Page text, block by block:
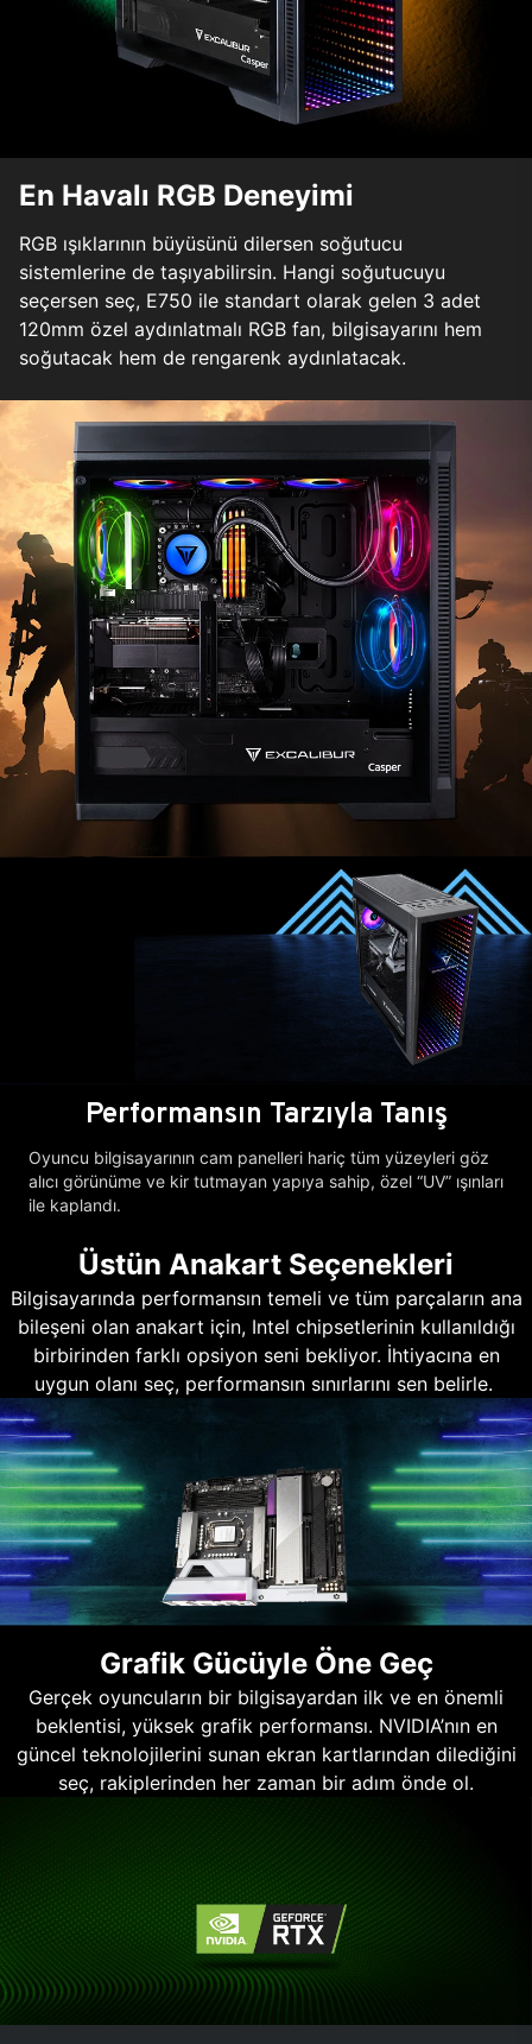
En Havalı RGB Deneyimi
RGB ışıklarının büyüsünü dilersen soğutucu
sistemlerine de taşıyabilirsin. Hangi soğutucuyu
seçersen seç, E750 ile standart olarak gelen 3 adet
120mm özel aydınlatmalı RGB fan, bilgisayarını hem
soğutacak hem de rengarenk aydınlatacak.
Performansın Tarzıyla Tanış
Oyuncu bilgisayarının cam panelleri hariç tüm yüzeyleri göz
alıcı görünüme ve kir tutmayan yapıya sahip, özel “UV” ışınları
ile kaplandı.
Üstün Anakart Seçenekleri
Bilgisayarında performansın temeli ve tüm parçaların ana
bileşeni olan anakart için, Intel chipsetlerinin kullanıldığı
birbirinden farklı opsiyon seni bekliyor. İhtiyacına en
uygun olanı seç, performansın sınırlarını sen belirle.
Grafik Gücüyle Öne Geç
Gerçek oyuncuların bir bilgisayardan ilk ve en önemli
beklentisi, yüksek grafik performansı. NVIDIA’nın en
güncel teknolojilerini sunan ekran kartlarından dilediğini
seç, rakiplerinden her zaman bir adım önde ol.